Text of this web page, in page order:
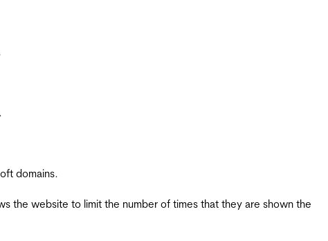
domains.
the website to limit the number of times that they are shown the